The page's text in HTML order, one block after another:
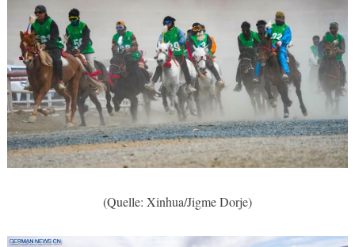
(Quelle: Xinhua/Jigme Dorje)